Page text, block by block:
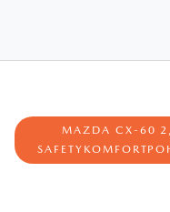
MAZDA CX-60